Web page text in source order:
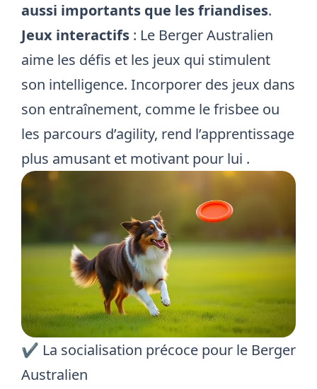
aussi importants que les friandises.
Jeux interactifs : Le Berger Australien
aime les défis et les jeux qui stimulent
son intelligence. Incorporer des jeux dans
son entraînement, comme le frisbee ou
les parcours d’agility, rend l’apprentissage
plus amusant et motivant pour lui .
✔️ La socialisation précoce pour le Berger
Australien